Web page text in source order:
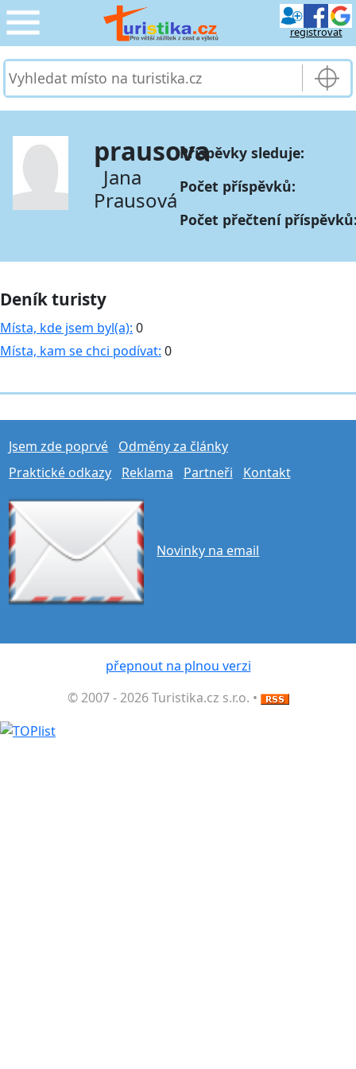
registrovat
CESTOVÁNÍ
SLUŽBY & DOPRAVA ›
PRO TURISTY ›
MOJE TURISTIKA ›
prausova
Jana
Prausová
Příspěvky sleduje:
Počet příspěvků:
Počet přečtení
Deník turisty
Místa, kde jsem byl(a): 0
Místa, kam se chci podívat: 0
Jsem zde poprvé
Odměny za články
Praktické odkazy
Reklama Partneři Kontakt
Novinky na email
přepnout na plnou verzi
© 2007 - 2026 Turistika.cz s.r.o. •